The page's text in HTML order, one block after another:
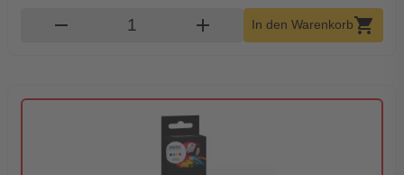
remove Produkt Warenkorb Menge
add In den Warenkorbshopping_cart